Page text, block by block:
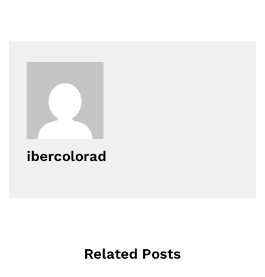
ibercolorad
Related Posts